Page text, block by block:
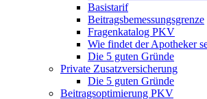
Basistarif
Beitragsbemessungsgrenze
Fragenkatalog PKV
Wie findet der Apotheker
Die 5 guten Gründe
Private Zusatzversicherung
Die 5 guten Gründe
Beitragsoptimierung PKV